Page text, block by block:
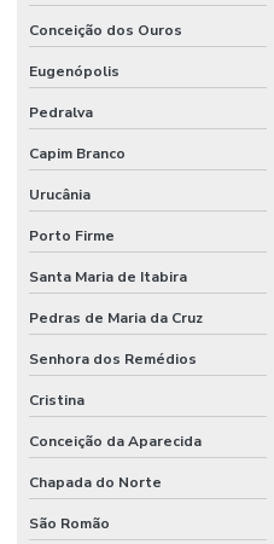
Conceição dos Ouros
Eugenópolis
Pedralva
Capim Branco
Urucânia
Porto Firme
Santa Maria de Itabira
Pedras de Maria da Cruz
Senhora dos Remédios
Cristina
Conceição da Aparecida
Chapada do Norte
São Romão